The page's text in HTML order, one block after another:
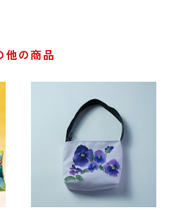
他の商品